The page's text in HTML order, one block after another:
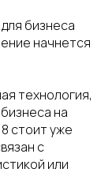
бизнеса
начнется
технология,
на
стоит уже
с
или